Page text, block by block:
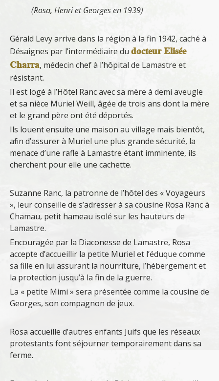
(Rosa, Henri et Georges en 1939)
Gérald Levy arrive dans la région à la fin 1942, caché à
Désaignes par l’intermédiaire du docteur Elisée
Charra, médecin chef à l’hôpital de Lamastre et
résistant.
Il est logé à l’Hôtel Ranc avec sa mère à demi aveugle
et sa nièce Muriel Weill, âgée de trois ans dont la mère
et le grand père ont été déportés.
Ils louent ensuite une maison au village mais bientôt,
afin d’assurer à Muriel une plus grande sécurité, la
menace d’une rafle à Lamastre étant imminente, ils
cherchent pour elle une cachette.
Suzanne Ranc, la patronne de l’hôtel des « Voyageurs
», leur conseille de s’adresser à sa cousine Rosa Ranc à
Chamau, petit hameau isolé sur les hauteurs de
Lamastre.
Encouragée par la Diaconesse de Lamastre, Rosa
accepte d’accueillir la petite Muriel et l’éduque comme
sa fille en lui assurant la nourriture, l’hébergement et
la protection jusqu’à la fin de la guerre.
La « petite Mimi » sera présentée comme la cousine de
Georges, son compagnon de jeux.
Rosa accueille d’autres enfants Juifs que les réseaux
protestants font séjourner temporairement dans sa
ferme.